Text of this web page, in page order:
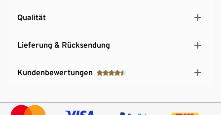
Qualität
Lieferung & Rücksendung
Kundenbewertungen